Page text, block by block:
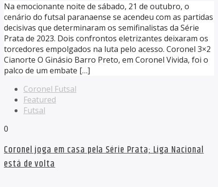
Na emocionante noite de sábado, 21 de outubro, o
cenário do futsal paranaense se acendeu com as partidas
decisivas que determinaram os semifinalistas da Série
Prata de 2023. Dois confrontos eletrizantes deixaram os
torcedores empolgados na luta pelo acesso. Coronel 3×2
Cianorte O Ginásio Barro Preto, em Coronel Vivida, foi o
palco de um embate […]
Coronel Futsal
Featured
Futsal
0
Coronel joga em casa pela Série Prata; Liga Nacional
está de volta